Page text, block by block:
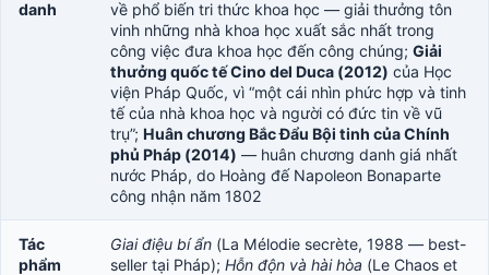
danh
về phổ biến tri thức khoa học — giải thưởng tôn
vinh những nhà khoa học xuất sắc nhất trong
công việc đưa khoa học đến công chúng; Giải
thưởng quốc tế Cino del Duca (2012) của Học
viện Pháp Quốc, vì “một cái nhìn phức hợp và tinh
tế của nhà khoa học và người có đức tin về vũ
trụ”; Huân chương Bắc Đẩu Bội tinh của Chính
phủ Pháp (2014) — huân chương danh giá nhất
nước Pháp, do Hoàng đế Napoleon Bonaparte
công nhận năm 1802
Tác
phẩm
Giai điệu bí ẩn (La Mélodie secrète, 1988 — best-
seller tại Pháp); Hỗn độn và hài hòa (Le Chaos et